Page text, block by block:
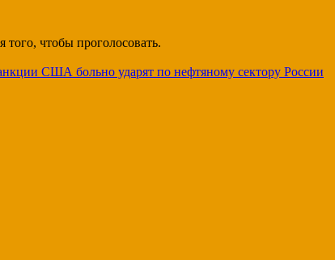
того, чтобы проголосовать.
США больно ударят по нефтяному сектору России